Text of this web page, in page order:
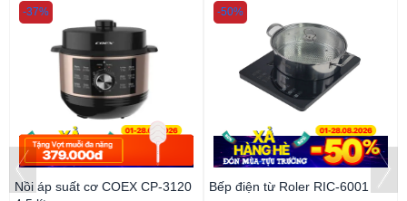
Nồi áp suất cơ COEX CP-3120
-37%
Bếp điện từ Roler RIC-6001
-50%